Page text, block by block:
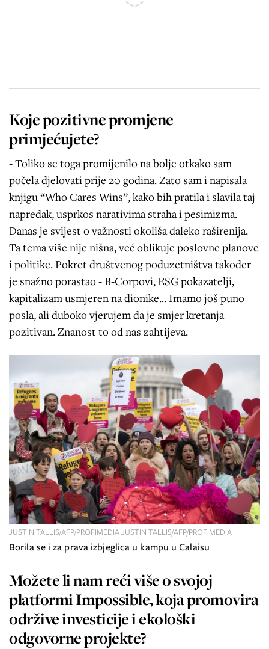
Koje pozitivne promjene
primjećujete?
- Toliko se toga promijenilo na bolje otkako sam
počela djelovati prije 20 godina. Zato sam i napisala
knjigu “Who Cares Wins”, kako bih pratila i slavila taj
napredak, usprkos narativima straha i pesimizma.
Danas je svijest o važnosti okoliša daleko raširenija.
Ta tema više nije nišna, već oblikuje poslovne planove
i politike. Pokret društvenog poduzetništva također
je snažno porastao - B-Corpovi, ESG pokazatelji,
kapitalizam usmjeren na dionike... Imamo još puno
posla, ali duboko vjerujem da je smjer kretanja
pozitivan. Znanost to od nas zahtijeva.
Borila se i za prava izbjeglica u kampu u Calaisu
JUSTIN TALLIS/AFP/PROFIMEDIA JUSTIN TALLIS/AFP/PROFIMEDIA
Možete li nam reći više o svojoj
platformi Impossible, koja promovira
održive investicije i ekološki
odgovorne projekte?